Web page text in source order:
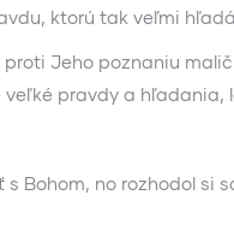
ktorú tak veľmi
Jeho poznaniu
pravdy a hľadania,
Bohom, no rozhodol